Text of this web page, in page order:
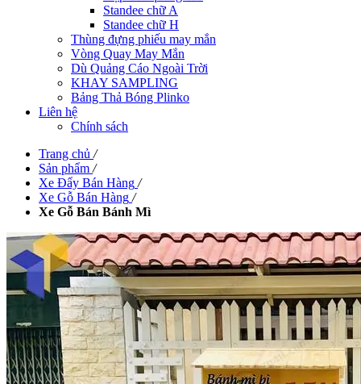
Standee chữ A
Standee chữ H
Thùng đựng phiếu may mắn
Vòng Quay May Mắn
Dù Quảng Cáo Ngoài Trời
KHAY SAMPLING
Bảng Thả Bóng Plinko
Liên hệ
Chính sách
Trang chủ /
Sản phẩm /
Xe Đẩy Bán Hàng /
Xe Gỗ Bán Hàng /
Xe Gỗ Bán Bánh Mì